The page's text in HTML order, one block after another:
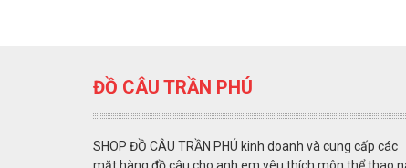
ĐỒ CÂU TRẦN PHÚ
SHOP ĐỒ CÂU TRẦN PHÚ kinh doanh và cung cấp các